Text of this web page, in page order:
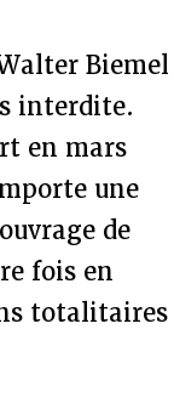
Biemel
interdite.
en mars
une
de
fois en
totalitaires